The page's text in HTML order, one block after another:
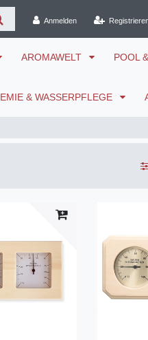
Anmelden
AROMAWELT POOL
& WASSERPFLEGE